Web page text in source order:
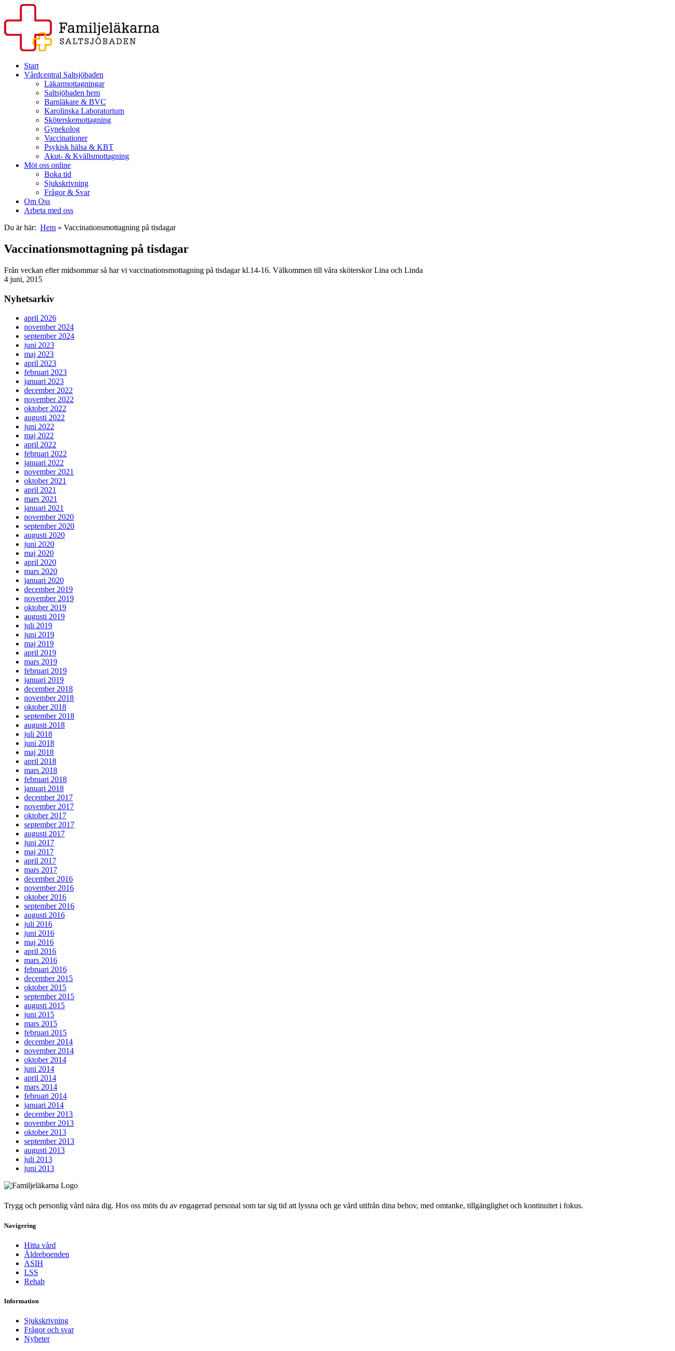
Start
Vårdcentral Saltsjöbaden
Läkarmottagningar
Saltsjöbaden hem
Barnläkare & BVC
Karolinska Laboratorium
Sköterskemottagning
Gynekolog
Vaccinationer
Psykisk hälsa & KBT
Akut- & Kvällsmottagning
Möt oss online
Boka tid
Sjukskrivning
Frågor & Svar
Om Oss
Arbeta med oss
Du är här: Hem » Vaccinationsmottagning på tisdagar
Vaccinationsmottagning på tisdagar
Från veckan efter midsommar så har vi vaccinationsmottagning på tisdagar kl.14-16. Välkommen till våra sköterskor Lina och Linda
4 juni, 2015
Nyhetsarkiv
april 2026
november 2024
september 2024
juni 2023
maj 2023
april 2023
februari 2023
januari 2023
december 2022
november 2022
oktober 2022
augusti 2022
juni 2022
maj 2022
april 2022
februari 2022
januari 2022
november 2021
oktober 2021
april 2021
mars 2021
januari 2021
november 2020
september 2020
augusti 2020
juni 2020
maj 2020
april 2020
mars 2020
januari 2020
december 2019
november 2019
oktober 2019
augusti 2019
juli 2019
juni 2019
maj 2019
april 2019
mars 2019
februari 2019
januari 2019
december 2018
november 2018
oktober 2018
september 2018
augusti 2018
juli 2018
juni 2018
maj 2018
april 2018
mars 2018
februari 2018
januari 2018
december 2017
november 2017
oktober 2017
september 2017
augusti 2017
juni 2017
maj 2017
april 2017
mars 2017
december 2016
november 2016
oktober 2016
september 2016
augusti 2016
juli 2016
juni 2016
maj 2016
april 2016
mars 2016
februari 2016
december 2015
oktober 2015
september 2015
augusti 2015
juni 2015
mars 2015
februari 2015
december 2014
november 2014
oktober 2014
juni 2014
april 2014
mars 2014
februari 2014
januari 2014
december 2013
november 2013
oktober 2013
september 2013
augusti 2013
juli 2013
juni 2013
Trygg och personlig vård nära dig. Hos oss möts du av engagerad personal som tar sig tid att lyssna och ge vård utifrån dina behov, med omtanke, tillgänglighet och kontinuitet i fokus.
Navigering
Hitta vård
Äldreboenden
ASIH
LSS
Rehab
Information
Sjukskrivning
Frågor och svar
Nyheter